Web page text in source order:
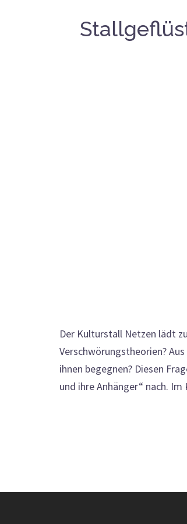
Der Kulturstall Netzen lädt
Verschwörungstheorien?
ihnen begegnen? Diesen
und ihre Anhänger“ nach.